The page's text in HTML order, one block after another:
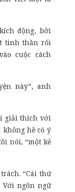
động, bởi
tinh thần rối
cuộc cách
này”, anh
giải thích với
hề có ý
nói, “một kẻ
“Cái thứ
ngôn ngữ